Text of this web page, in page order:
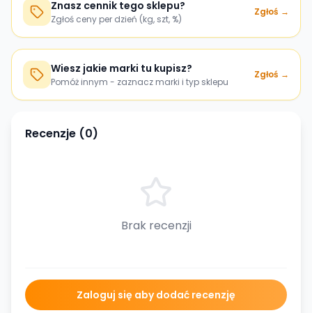
Znasz cennik tego sklepu?
Zgłoś ceny per dzień (kg, szt, %)
Zgłoś →
Wiesz jakie marki tu kupisz?
Pomóż innym - zaznacz marki i typ sklepu
Zgłoś →
Recenzje (0)
Brak recenzji
Zaloguj się aby dodać recenzję